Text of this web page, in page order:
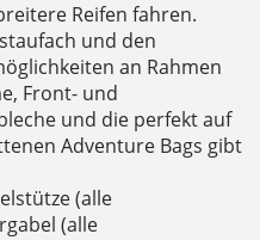
Reifen fahren.
und den
an Rahmen
Front- und
und die perfekt auf
Adventure Bags gibt
(alle
(alle